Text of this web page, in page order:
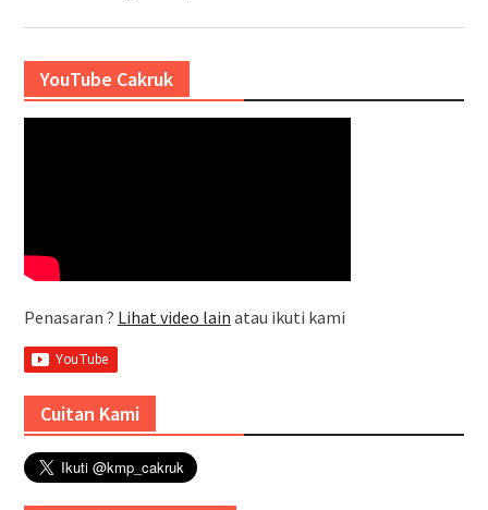
YouTube Cakruk
Penasaran ? Lihat video lain atau ikuti kami
Cuitan Kami